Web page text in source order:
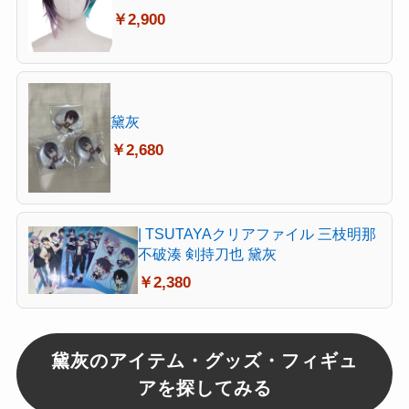
装 コスチュム ウィッグネット付き (黛灰
（まゆずみ かい）)
￥2,900
黛灰
￥2,680
| TSUTAYAクリアファイル 三枝明那
不破湊 剣持刀也 黛灰
￥2,380
黛灰のアイテム・グッズ・フィギュ
アを探してみる